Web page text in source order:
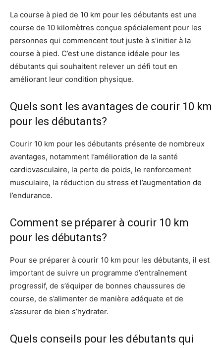
La course à pied de 10 km pour les débutants est une
course de 10 kilomètres conçue spécialement pour les
personnes qui commencent tout juste à s’initier à la
course à pied. C’est une distance idéale pour les
débutants qui souhaitent relever un défi tout en
améliorant leur condition physique.
Quels sont les avantages de courir 10 km
pour les débutants?
Courir 10 km pour les débutants présente de nombreux
avantages, notamment l’amélioration de la santé
cardiovasculaire, la perte de poids, le renforcement
musculaire, la réduction du stress et l’augmentation de
l’endurance.
Comment se préparer à courir 10 km
pour les débutants?
Pour se préparer à courir 10 km pour les débutants, il est
important de suivre un programme d’entraînement
progressif, de s’équiper de bonnes chaussures de
course, de s’alimenter de manière adéquate et de
s’assurer de bien s’hydrater.
Quels conseils pour les débutants qui